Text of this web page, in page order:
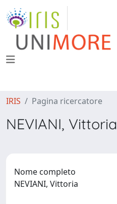
IRIS Pagina ricercatore
NEVIANI, Vittoria
Nome completo
NEVIANI, Vittoria